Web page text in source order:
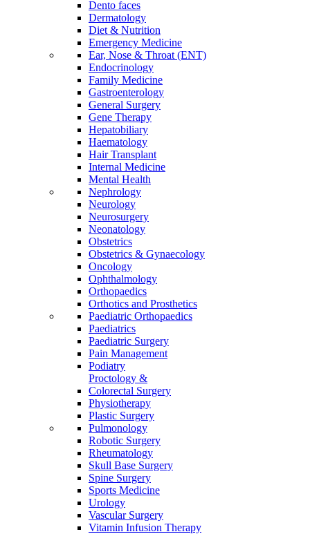
Dento faces
Dermatology
Diet & Nutrition
Emergency Medicine
Ear, Nose & Throat (ENT)
Endocrinology
Family Medicine
Gastroenterology
General Surgery
Gene Therapy
Hepatobiliary
Haematology
Hair Transplant
Internal Medicine
Mental Health
Nephrology
Neurology
Neurosurgery
Neonatology
Obstetrics
Obstetrics & Gynaecology
Oncology
Ophthalmology
Orthopaedics
Orthotics and Prosthetics
Paediatric Orthopaedics
Paediatrics
Paediatric Surgery
Pain Management
Podiatry
Proctology &
Colorectal Surgery
Physiotherapy
Plastic Surgery
Pulmonology
Robotic Surgery
Rheumatology
Skull Base Surgery
Spine Surgery
Sports Medicine
Urology
Vascular Surgery
Vitamin Infusion Therapy